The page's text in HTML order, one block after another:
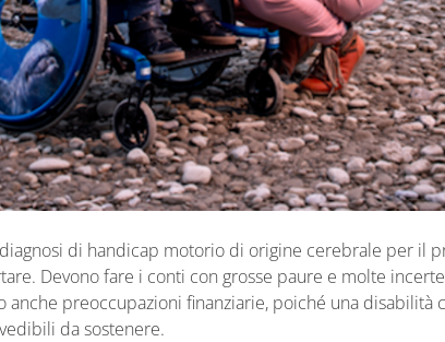
di handicap motorio di origine cerebrale per il
Devono fare i conti con grosse paure e molte
anche preoccupazioni finanziarie, poiché una disabilità
da sostenere.